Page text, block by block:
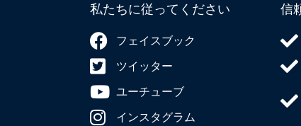
ン
私たちに従ってください
フェイスブック
ツイッター
ユーチューブ
インスタグラム
信